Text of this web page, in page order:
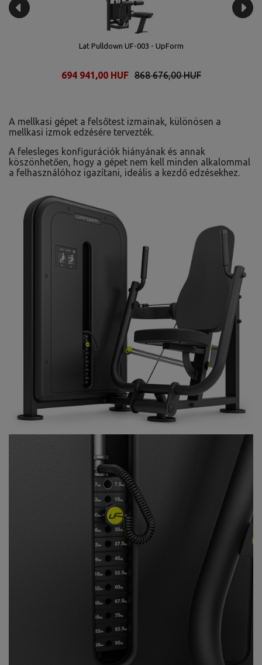
Lat Pulldown UF-003 - UpForm
868 676,00 HUF
694 941,00 HUF
A mellkasi gépet a felsőtest izmainak, különösen a
mellkasi izmok edzésére tervezték.
A felesleges konfigurációk hiányának és annak
köszönhetően, hogy a gépet nem kell minden alkalommal
a felhasználóhoz igazítani, ideális a kezdő edzésekhez.